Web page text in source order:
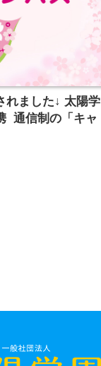
れました↓ 太陽学
通信制の「キャ